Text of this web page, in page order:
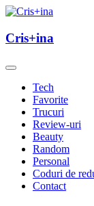
Skip
content
Cris+ina
Cris+ina
Tech
Favorite
Trucuri
Review-uri
Beauty
Random
Personal
Coduri de
Contact